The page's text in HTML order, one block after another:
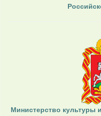
Министерство культуры